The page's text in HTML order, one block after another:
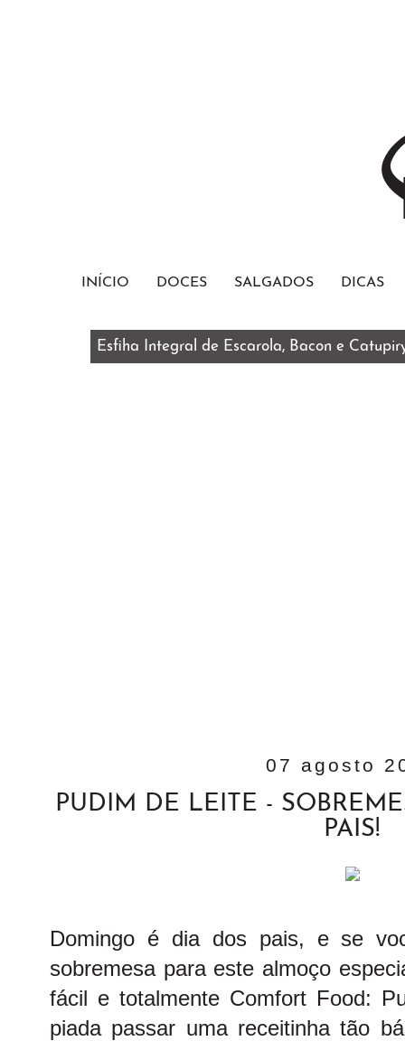
INÍCIO DOCES SALGADOS DICAS
Esfiha Integral de Escarola, Bacon e
07 agosto
PUDIM DE LEITE -
PAIS!
Domingo é dia dos pais, e se
sobremesa para este almoço
fácil e totalmente Comfort Food:
piada passar uma receitinha tão